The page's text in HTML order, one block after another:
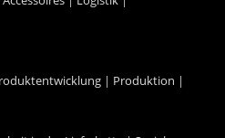
| Produktion |